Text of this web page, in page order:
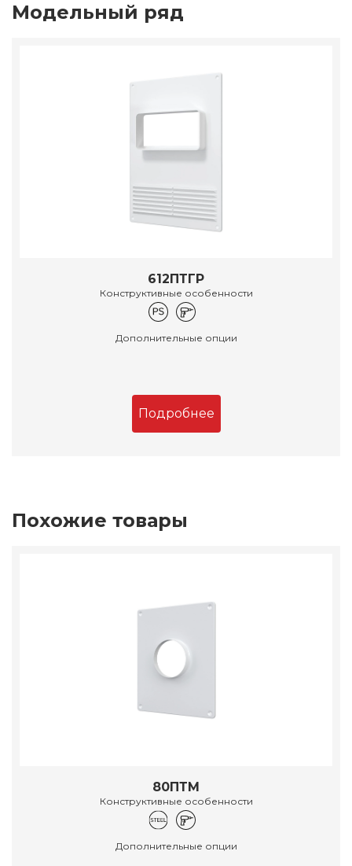
Модельный ряд
612ПТГР
Конструктивные особенности
Дополнительные опции
Подробнее
Похожие товары
80ПТМ
Конструктивные особенности
Дополнительные опции